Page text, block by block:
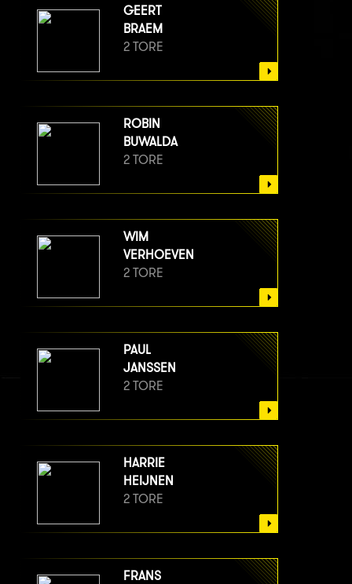
GEERT
BRAEM
2 TORE
ROBIN
BUWALDA
2 TORE
WIM
VERHOEVEN
2 TORE
PAUL
JANSSEN
2 TORE
HARRIE
HEIJNEN
2 TORE
FRANS